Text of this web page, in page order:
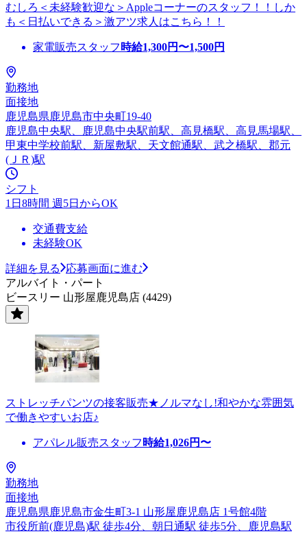
むしろ＜未経験歓迎な＞Appleコーナーのスタッフ！！しか
も＜日払いできる＞激アツ求人はこちら！！
家電販売スタッフ 時給1,300円〜1,500円
勤務地
面接地
鹿児島県鹿児島市中央町19-40
鹿児島中央駅、鹿児島中央駅前駅、高見橋駅、高見馬場駅、
甲東中学校前駅、新屋敷駅、天文館通駅、武之橋駅、郡元
(ＪＲ)駅
シフト
1日8時間 週5日からOK
交通費支給
未経験OK
詳細を見る
応募画面に進む
アルバイト・パート
ビースリー 山形屋鹿児島店 (4429)
ストレッチパンツの接客販売★ノルマなし!和やかな雰囲気
で働きやすいお店♪
アパレル販売スタッフ 時給1,026円〜
勤務地
面接地
鹿児島県鹿児島市金生町3-1 山形屋鹿児島店 1号館4階
市役所前(鹿児島)駅 徒歩4分、朝日通駅 徒歩5分、鹿児島駅